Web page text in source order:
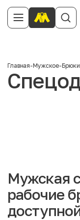
Главная-Мужское-Брюки
Мужская
рабочие